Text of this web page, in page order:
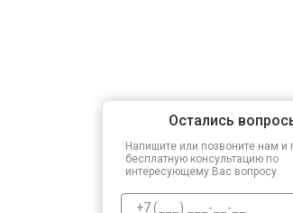
Остались
Напишите или позвоните нам и
бесплатную консультацию по
интересующему Вас вопросу.